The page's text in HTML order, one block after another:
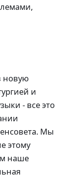
новую
и
- все это
Мы
этому
наше